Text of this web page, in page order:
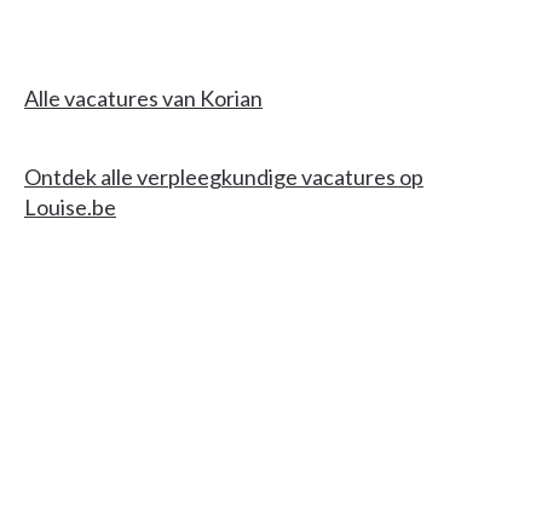
Alle vacatures van Korian
Ontdek alle verpleegkundige vacatures op
Louise.be